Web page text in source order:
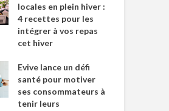
locales en plein hiver :
4 recettes pour les
intégrer à vos repas
cet hiver
Evive lance un défi
santé pour motiver
ses consommateurs à
tenir leurs